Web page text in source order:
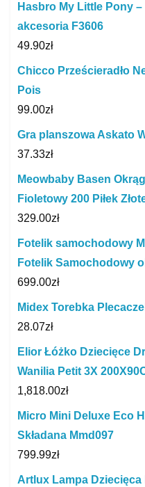
Hasbro My Little Pony
akcesoria F3606
49.90zł
Chicco Prześcieradło
Pois
99.00zł
Gra planszowa Askato
37.33zł
Meowbaby Basen
Fioletowy 200 Piłek
329.00zł
Fotelik samochodowy
Fotelik Samochodowy
699.00zł
Midex Torebka
28.07zł
Elior Łóżko Dziecięce
Wanilia Petit 3X
1,818.00zł
Micro Mini Deluxe Eco
Składana Mmd097
799.99zł
Artlux Lampa